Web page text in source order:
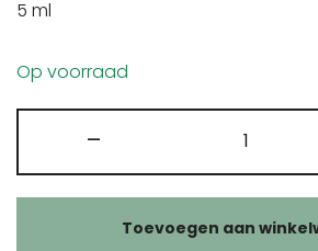
5 ml
Op voorraad
-
aantal
Toevoegen aan